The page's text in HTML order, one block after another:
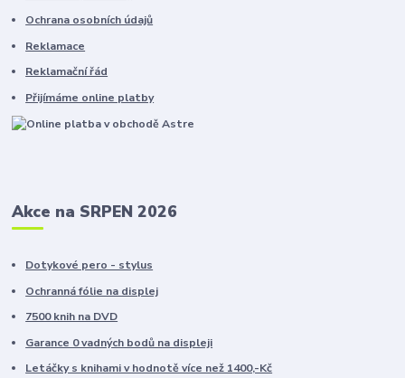
Ochrana osobních údajů
Reklamace
Reklamační řád
Přijímáme online platby
Akce na SRPEN 2026
Dotykové pero - stylus
Ochranná fólie na displej
7500 knih na DVD
Garance 0 vadných bodů na displeji
Letáčky s knihami v hodnotě více než 1400,-Kč